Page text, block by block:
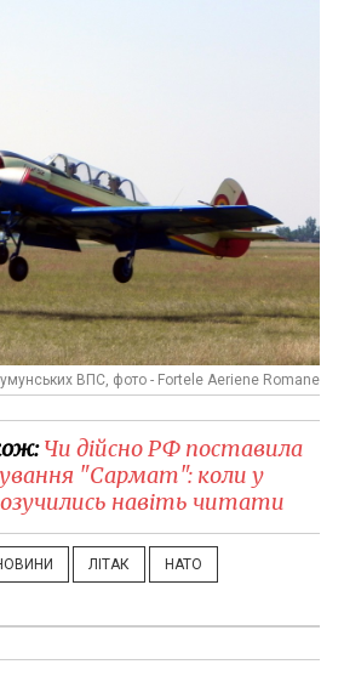
ВПС, фото - Fortele Aeriene Romane
Чи дійсно РФ поставила
"Сармат": коли у
навіть читати
ЛІТАК НАТО